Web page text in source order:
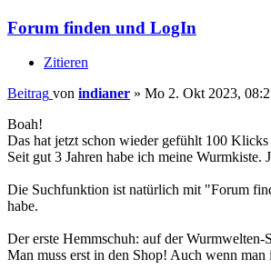
Forum finden und LogIn
Zitieren
Beitrag von indianer » Mo 2. Okt 2023,
Boah!
Das hat jetzt schon wieder gefühlt 100
Seit gut 3 Jahren habe ich meine
Die Suchfunktion ist natürlich mit "Forum
habe.
Der erste Hemmschuh: auf der Wurmwelten-
Man muss erst in den Shop! Auch wenn man